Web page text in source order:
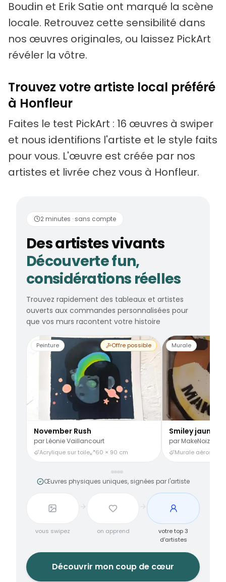
Boudin et Erik Satie ont marqué la scène
locale. Retrouvez cette sensibilité dans
nos œuvres originales, ou laissez PickArt
révéler la vôtre.
Trouvez votre artiste local préféré
à Honfleur
Faites le test PickArt : 16 œuvres à swiper
et nous identifions l'artiste et le style faits
pour vous. L'œuvre est créée par nos
artistes et livrée chez vous à Honfleur.
Des artistes vivants
2 minutes · sans compte
Des artistes vivants
Découverte fun,
considérations réelles
Trouvez rapidement des tableaux et artistes
ouverts aux commandes personnalisées pour
que vos murs racontent votre histoire
Peinture Offre possible
November Rush
par Léonie Vaillancourt
Acrylique sur toile 60 × 90 cm
Murale
Smiley jaune
par MakeNoize
Murale aérosol
Œuvres physiques uniques, signées par l'artiste
vous swipez on apprend
votre top 3
d'artistes
Découvrir mon coup de cœur